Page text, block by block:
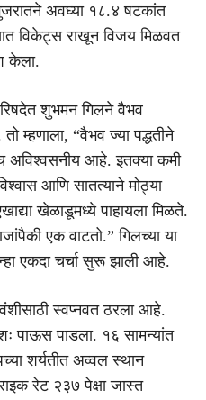
अवघ्या १८.४ षटकांत
विकेट्स राखून विजय मिळवत
केला.
शुभमन गिलने वैभव
म्हणाला, “वैभव ज्या पद्धतीने
आहे. इतक्या कमी
आणि सातत्याने मोठ्या
खेळाडूमध्ये पाहायला मिळते.
एक वाटतो.” गिलच्या या
एकदा चर्चा सुरू झाली आहे.
स्वप्नवत ठरला आहे.
पाऊस पाडला. १६ सामन्यांत
शर्यतीत अव्वल स्थान
रेट २३७ पेक्षा जास्त